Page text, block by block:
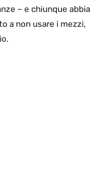
– e chiunque abbia
a non usare i mezzi,